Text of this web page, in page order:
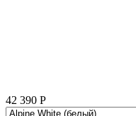
42 390 P